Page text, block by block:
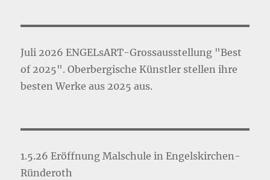
Juli 2026 ENGELsART-Grossausstellung "Best
of 2025". Oberbergische Künstler stellen ihre
besten Werke aus 2025 aus.
1.5.26 Eröffnung Malschule in Engelskirchen-
Ründeroth